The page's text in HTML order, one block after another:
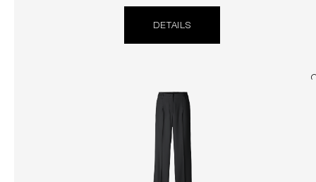
DETAILS